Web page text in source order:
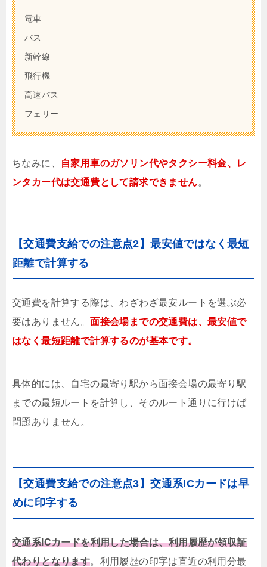
電車
バス
新幹線
飛行機
高速バス
フェリー
ちなみに、
自家用車のガソリン代やタクシー料金、レ
ンタカー代は交通費として請求できません。
【交通費支給での注意点2】最安値ではなく最短
距離で計算する
交通費を計算する際は、わざわざ最安ルートを選ぶ必
要はありません。 面接会場までの交通費は、最安値で
はなく最短距離で計算するのが基本です。
具体的には、自宅の最寄り駅から面接会場の最寄り駅
までの最短ルートを計算し、そのルート通りに行けば
問題ありません。
【交通費支給での注意点3】交通系ICカードは早
めに印字する
交通系ICカードを利用した場合は、利用履歴が領収証
代わりとなります。利用履歴の印字は直近の利用分最